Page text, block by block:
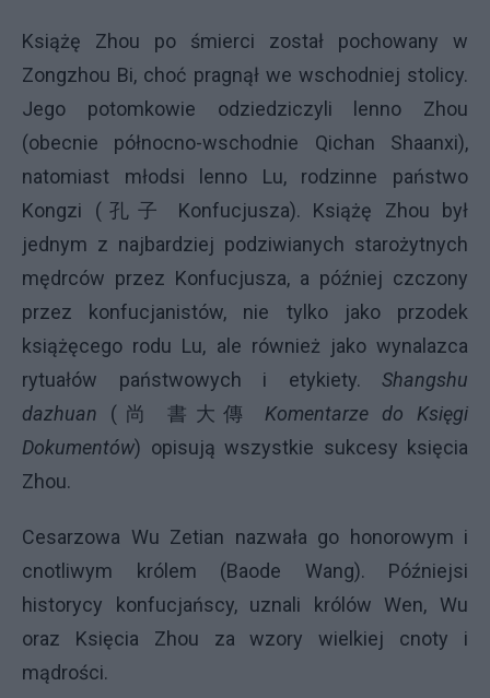
Książę Zhou po śmierci został pochowany w
Zongzhou Bi, choć pragnął we wschodniej stolicy.
Jego potomkowie odziedziczyli lenno Zhou
(obecnie północno-wschodnie Qichan Shaanxi),
natomiast młodsi lenno Lu, rodzinne państwo
Kongzi (孔子 Konfucjusza). Książę Zhou był
jednym z najbardziej podziwianych starożytnych
mędrców przez Konfucjusza, a później czczony
przez konfucjanistów, nie tylko jako przodek
książęcego rodu Lu, ale również jako wynalazca
rytuałów państwowych i etykiety. Shangshu
dazhuan (尚 書大傳 Komentarze do Księgi
Dokumentów) opisują wszystkie sukcesy księcia
Zhou.
Cesarzowa Wu Zetian nazwała go honorowym i
cnotliwym królem (Baode Wang). Późniejsi
historycy konfucjańscy, uznali królów Wen, Wu
oraz Księcia Zhou za wzory wielkiej cnoty i
mądrości.